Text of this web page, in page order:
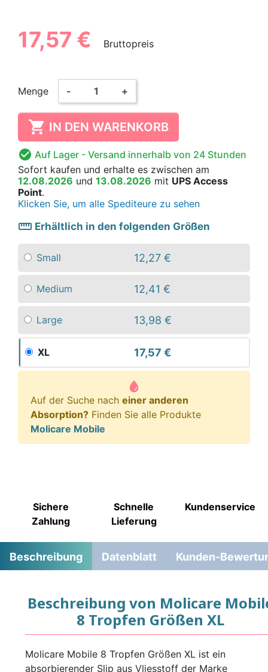
17,57 € Bruttopreis
Menge - +
 IN DEN WARENKORB
 Auf Lager - Versand innerhalb von 24 Stunden
Sofort kaufen und erhalte es zwischen am
12.08.2026 und 13.08.2026 mit UPS Access
Point.
Klicken Sie, um alle Spediteure zu sehen
straighten Erhältlich in den folgenden Größen
Small 12,27 €
Medium 12,41 €
Large 13,98 €
XL 17,57 €
Auf der Suche nach einer anderen
Absorption? Finden Sie alle Produkte
Molicare Mobile
Sichere
Zahlung
Schnelle
Lieferung
Kundenservice
Beschreibung Datenblatt Kunden-
Beschreibung von Molicare
8 Tropfen Größen XL
Molicare Mobile 8 Tropfen Größen XL ist ein
absorbierender Slip aus Vliesstoff der Marke